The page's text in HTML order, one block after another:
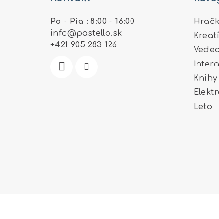
Po - Pia : 8:00 - 16:00
info@pastello.sk
+421 905 283 126
Knihy
Leto